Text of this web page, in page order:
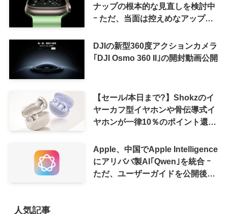
ナップの根本的な見直しを検討中
ｰ ただ、当面は控えめなアップグ
DJIの新型360度アクションカメラ
｢DJI Osmo 360 II｣の開封動画公開
【セール/本日まで?】Shokzのイ
ヤーカフ型イヤホンや骨伝導式イ
ヤホンが一律10％のポイント還元
Apple、中国でApple Intelligence
にアリババ製AI｢Qwen｣を統合 ｰ
ただ、ユーザーガイドを公開後に
人気記事